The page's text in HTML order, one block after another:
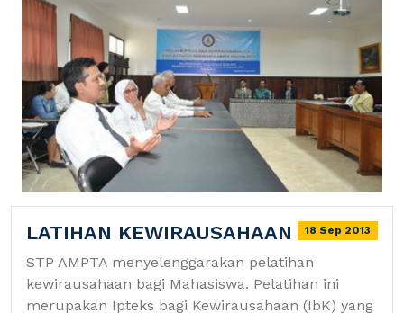
LATIHAN KEWIRAUSAHAAN 18 Sep 2013
STP AMPTA menyelenggarakan pelatihan
kewirausahaan bagi Mahasiswa. Pelatihan ini
merupakan Ipteks bagi Kewirausahaan (IbK) yang